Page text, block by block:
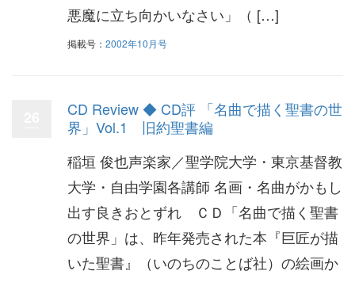
悪魔に立ち向かいなさい」（ […]
掲載号： 2002年10月号
CD Review ◆ CD評 「名曲で描く聖書の世
界」Vol.1 旧約聖書編
稲垣 俊也声楽家／聖学院大学・東京基督教
大学・自由学園各講師 名画・名曲がかもし
出す良きおとずれ ＣＤ「名曲で描く聖書
の世界」は、昨年発売された本『巨匠が描
いた聖書』（いのちのことば社）の絵画か